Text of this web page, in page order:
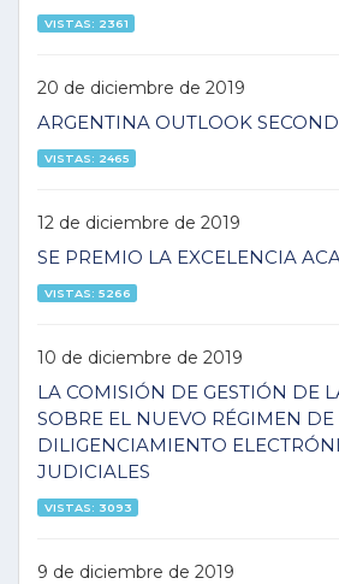
VISTAS: 2361
20 de diciembre de 2019
ARGENTINA OUTLOOK
VISTAS: 2465
12 de diciembre de 2019
SE PREMIO LA EXCELENCIA
VISTAS: 5266
10 de diciembre de 2019
LA COMISIÓN DE GESTIÓN DE
SOBRE EL NUEVO RÉGIMEN DE
DILIGENCIAMIENTO
JUDICIALES
VISTAS: 3093
9 de diciembre de 2019